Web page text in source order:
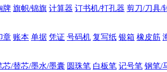
牌 旗帜/锦旗 计算器 订书机/打孔器 剪刀/刀具/
章 账本 单据 凭证 号码机 复写纸 银箱 橡皮筋
芯/替芯/墨水/墨囊 圆珠笔 白板笔 记号笔 钢笔/